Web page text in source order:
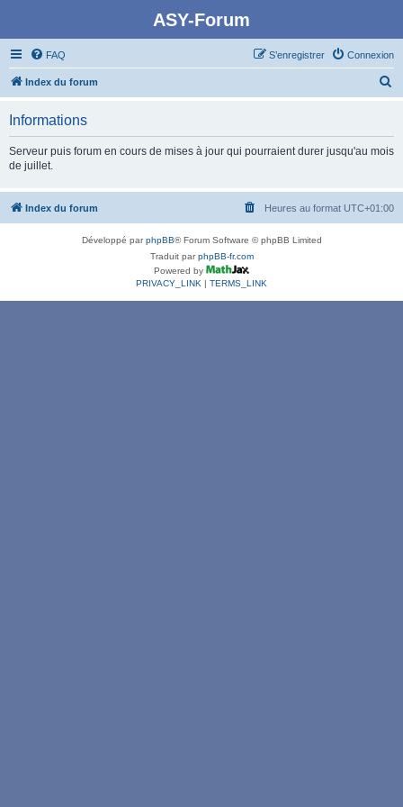
ASY-Forum
FAQ Connexion
S’enregistrer
Index du forum
c
Informations
Serveur puis forum en cours de mises à jour qui pourraient durer jusqu'au mois
de juillet.
Index du forum Heures au format UTC+01:00
Développé parphpBB® Forum Software © phpBB Limited
Traduit parphpBB-fr.com
Powered by
PRIVACY_LINK | TERMS_LINK